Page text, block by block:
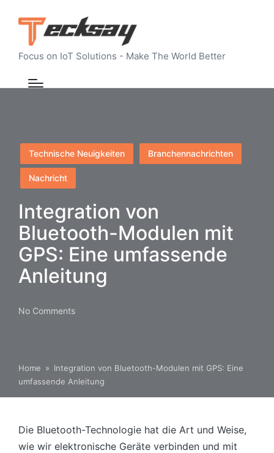
Focus on IoT Solutions - Make The World Better
Posted
in
Technische Neuigkeiten Branchennachrichten
Nachricht
Integration von
Bluetooth-Modulen mit
GPS: Eine umfassende
Anleitung
No Comments
Home » Integration von Bluetooth-Modulen mit GPS: Eine
umfassende Anleitung
Die Bluetooth-Technologie hat die Art und Weise,
wie wir elektronische Geräte verbinden und mit